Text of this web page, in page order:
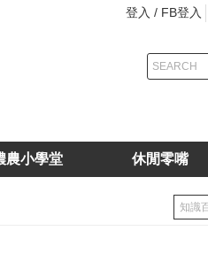
登入 / FB登入
農小學堂 休閒零嘴